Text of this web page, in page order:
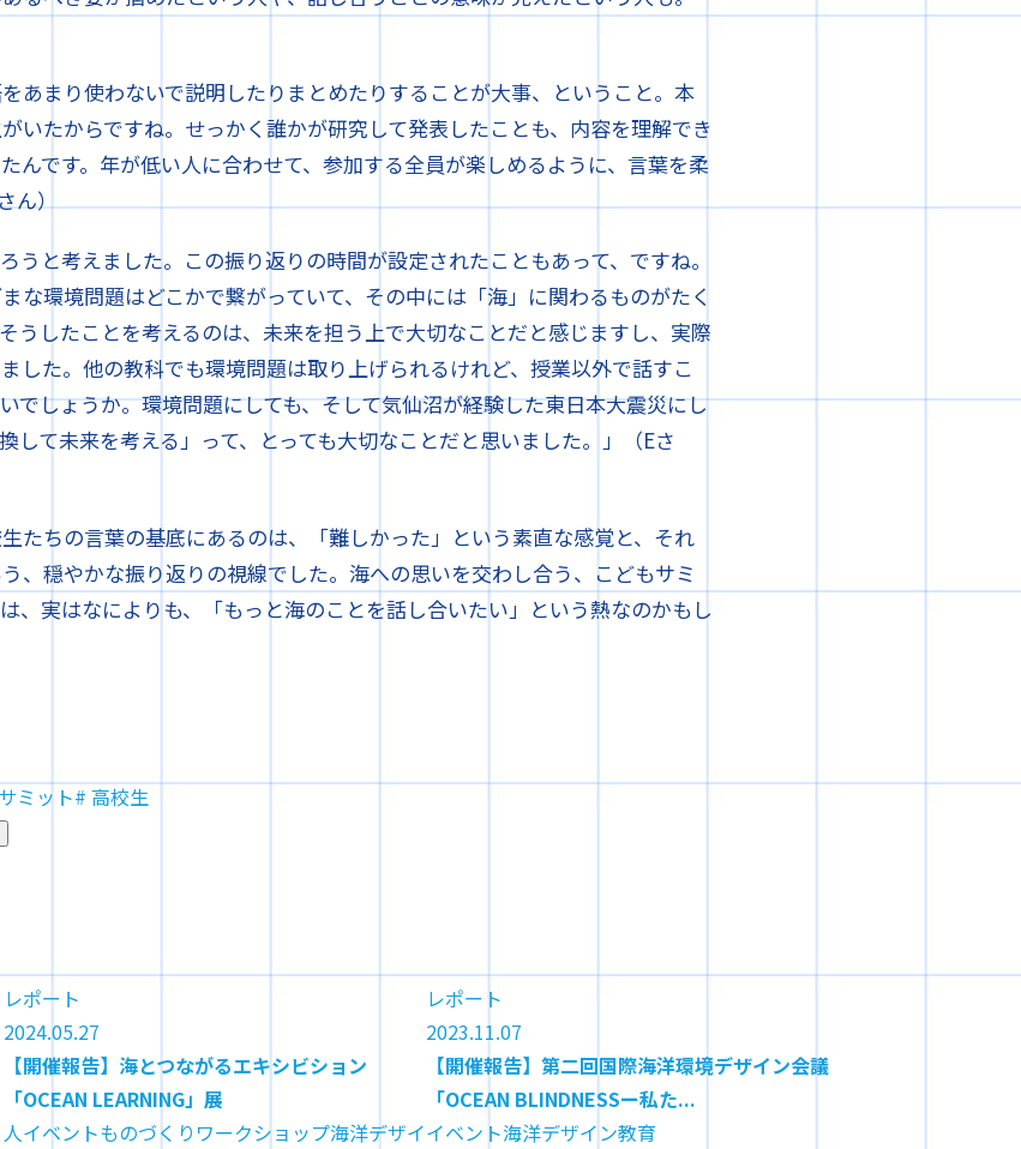
あまり使わないで説明したりまとめたりすることが大事、ということ。本
いたからですね。せっかく誰かが研究して発表したことも、内容を理解でき
んです。年が低い人に合わせて、参加する全員が楽しめるように、言葉を柔
ん）
うと考えました。この振り返りの時間が設定されたこともあって、ですね。
な環境問題はどこかで繋がっていて、その中には「海」に関わるものがたく
うしたことを考えるのは、未来を担う上で大切なことだと感じますし、実際
した。他の教科でも環境問題は取り上げられるけれど、授業以外で話すこ
でしょうか。環境問題にしても、そして気仙沼が経験した東日本大震災にし
して未来を考える」って、とっても大切なことだと思いました。」（Eさ
たちの言葉の基底にあるのは、「難しかった」という素直な感覚と、それ
、穏やかな振り返りの視線でした。海への思いを交わし合う、こどもサミ
、実はなによりも、「もっと海のことを話し合いたい」という熱なのかもし
ミット# 高校生
レポート
2024.05.27
【開催報告】海とつながるエキシビション
「OCEAN LEARNING」展
人イベントものづくり ワークショップ海洋デザイ
レポート
2023.11.07
【開催報告】第二回国際海洋環境デザイン会議
「OCEAN BLINDNESSー私た...
イベント海洋デザイン教育